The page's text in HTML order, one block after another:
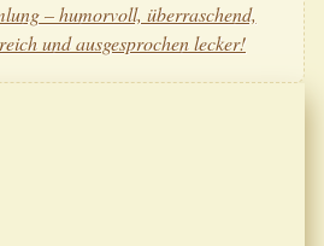
– humorvoll, überraschend,
und ausgesprochen lecker!